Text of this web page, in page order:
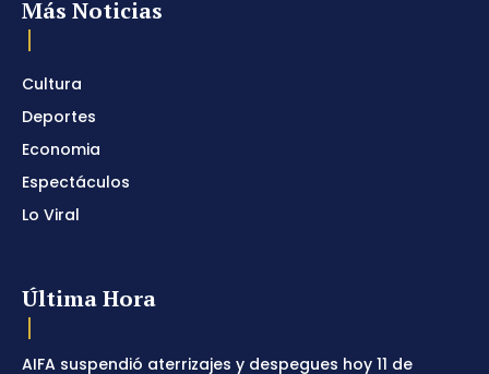
Más Noticias
Cultura
Deportes
Economia
Espectáculos
Lo Viral
Última Hora
AIFA suspendió aterrizajes y despegues hoy 11 de